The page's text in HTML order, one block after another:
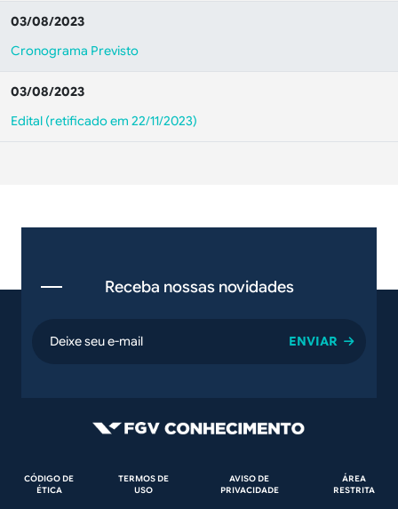
03/08/2023
Cronograma Previsto
03/08/2023
Edital (retificado em 22/11/2023)
Receba nossas novidades
email
Rodapé
CÓDIGO DE
ÉTICA
TERMOS DE
USO
AVISO DE
PRIVACIDADE
ÁREA
RESTRITA